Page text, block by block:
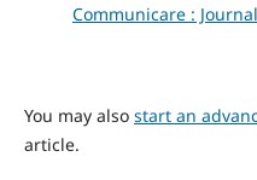
Communicare :
You may also start an
article.